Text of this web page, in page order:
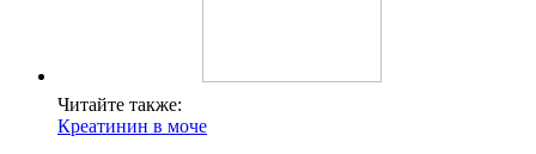
Читайте также:
Креатинин в моче